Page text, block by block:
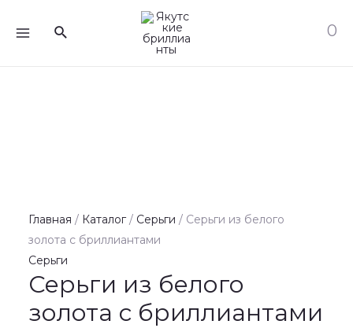
MENU
Поиск 0
Главная / Каталог/ Серьги / Серьги из белого
золота с бриллиантами
Серьги
Серьги из белого
золота с бриллиантами